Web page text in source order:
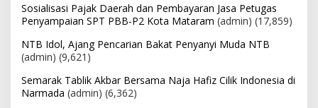
Sosialisasi Pajak Daerah dan Pembayaran Jasa Petugas
Penyampaian SPT PBB-P2 Kota Mataram (admin) (17,859)
NTB Idol, Ajang Pencarian Bakat Penyanyi Muda NTB
(admin) (9,621)
Semarak Tablik Akbar Bersama Naja Hafiz Cilik Indonesia di
Narmada (admin) (6,362)